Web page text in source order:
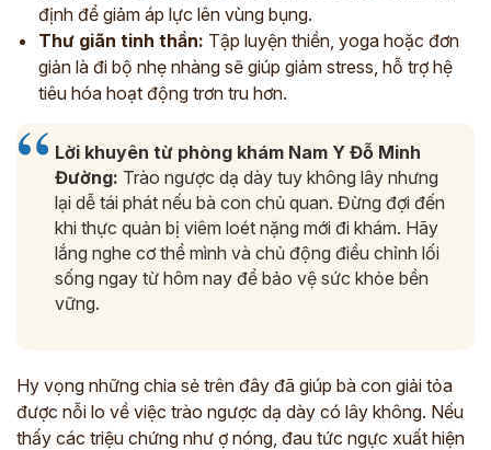
định để giảm áp lực lên vùng bụng.
Thư giãn tinh thần: Tập luyện thiền, yoga hoặc đơn
giản là đi bộ nhẹ nhàng sẽ giúp giảm stress, hỗ trợ hệ
tiêu hóa hoạt động trơn tru hơn.
Lời khuyên từ phòng khám Nam Y Đỗ Minh
Đường: Trào ngược dạ dày tuy không lây nhưng
lại dễ tái phát nếu bà con chủ quan. Đừng đợi đến
khi thực quản bị viêm loét nặng mới đi khám. Hãy
lắng nghe cơ thể mình và chủ động điều chỉnh lối
sống ngay từ hôm nay để bảo vệ sức khỏe bền
vững.
Hy vọng những chia sẻ trên đây đã giúp bà con giải tỏa
được nỗi lo về việc trào ngược dạ dày có lây không. Nếu
thấy các triệu chứng như ợ nóng, đau tức ngực xuất hiện